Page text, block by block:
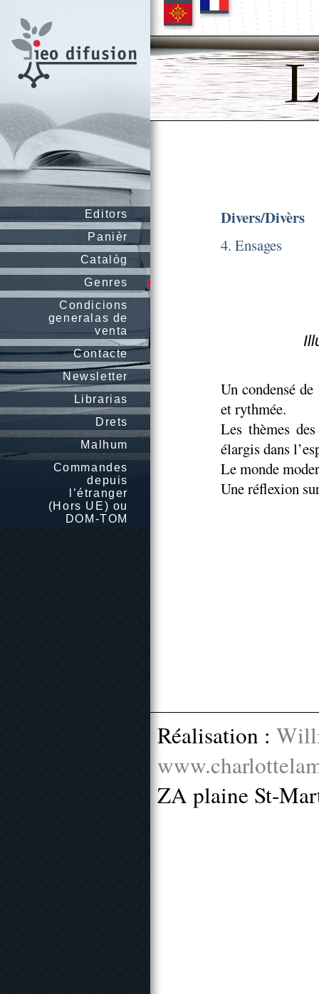
Editors
Panièr
Catalòg
Genres
Condicions
generalas de
venta
Contacte
Newsletter
Librarias
Drets
Malhum
Commandes
depuis
l’étranger
(Hors UE) ou
DOM-TOM
Divers/Divèrs
4. Ensages
Un condensé
et rythmée.
Les thèmes
élargis dans
Le monde
Une réflexion
Réalisation :
ZA plaine St-